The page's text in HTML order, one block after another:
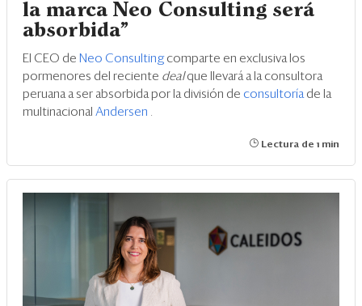
la marca Neo Consulting será
absorbida”
El CEO de Neo Consulting comparte en exclusiva los
pormenores del reciente dealque llevará a la consultora
peruana a ser absorbida por la división de consultoría de la
multinacional Andersen
Lectura de 1 min